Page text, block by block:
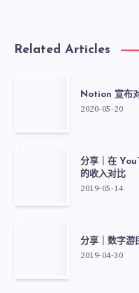
Related Articles
Notion 宣布
2020-05-20
分享｜在
的收入对比
2019-05-14
分享｜数字游
2019-04-30